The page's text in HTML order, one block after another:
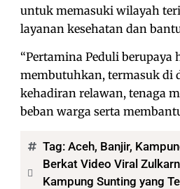
untuk memasuki wilayah
layanan kesehatan dan
“Pertamina Peduli
membutuhkan, termasuk di
kehadiran relawan, tenaga
beban warga serta
Tag: Aceh, Banjir,
Berkat Video Viral
Kampung Sunting yang